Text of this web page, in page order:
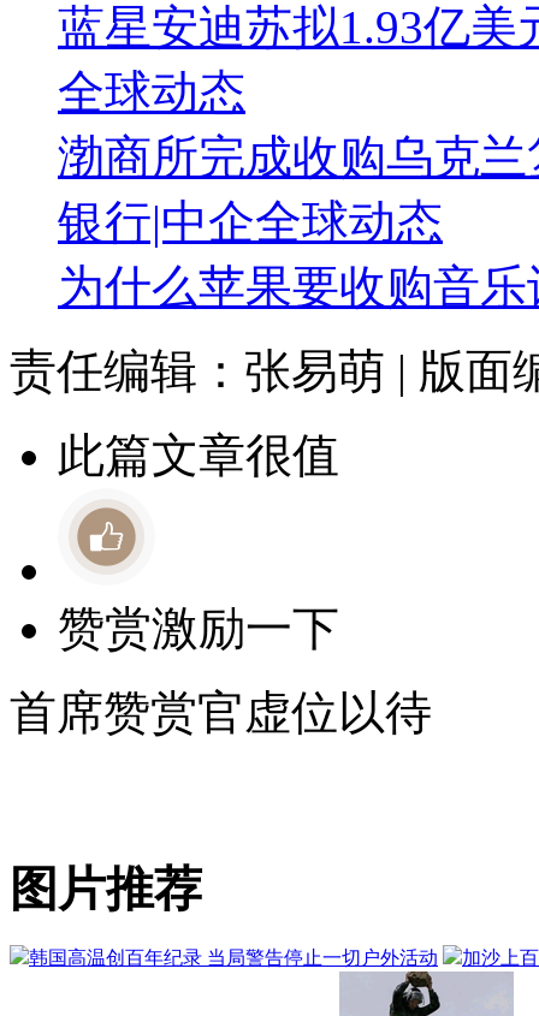
蓝星安迪苏拟1.93亿美
全球动态
渤商所完成收购乌克
银行|中企全球动态
为什么苹果要收购音乐
责任编辑：张易萌 | 版面
此篇文章很值
赞赏激励一下
首席赞赏官虚位以待
图片推荐
韩国高温创百年纪录 当局警告停止一切户外活动 加沙上